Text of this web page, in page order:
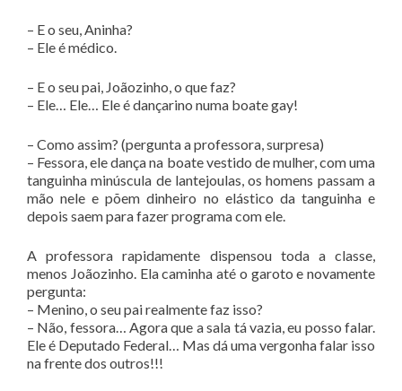
– E o seu, Aninha?
– Ele é médico.
– E o seu pai, Joãozinho, o que faz?
– Ele… Ele… Ele é dançarino numa boate gay!
– Como assim? (pergunta a professora, surpresa)
– Fessora, ele dança na boate vestido de mulher, com uma
tanguinha minúscula de lantejoulas, os homens passam a
mão nele e põem dinheiro no elástico da tanguinha e
depois saem para fazer programa com ele.
A professora rapidamente dispensou toda a classe,
menos Joãozinho. Ela caminha até o garoto e novamente
pergunta:
– Menino, o seu pai realmente faz isso?
– Não, fessora… Agora que a sala tá vazia, eu posso falar.
Ele é Deputado Federal… Mas dá uma vergonha falar isso
na frente dos outros!!!